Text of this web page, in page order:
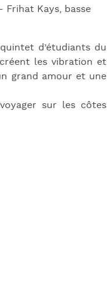
Frihat Kays, basse
d’étudiants du
les vibration et
grand amour et une
sur les côtes